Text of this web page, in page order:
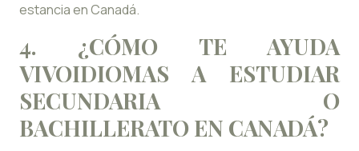
estancia en Canadá.
4. ¿CÓMO TE AYUDA
VIVOIDIOMAS A ESTUDIAR
SECUNDARIA O
BACHILLERATO EN CANADÁ?